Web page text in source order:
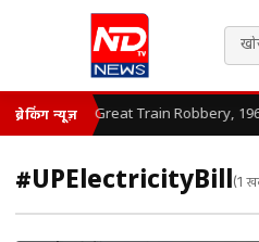
ब्रेकिंग न्यूज़ Great Train Robbery,
#UPElectricityBill(1